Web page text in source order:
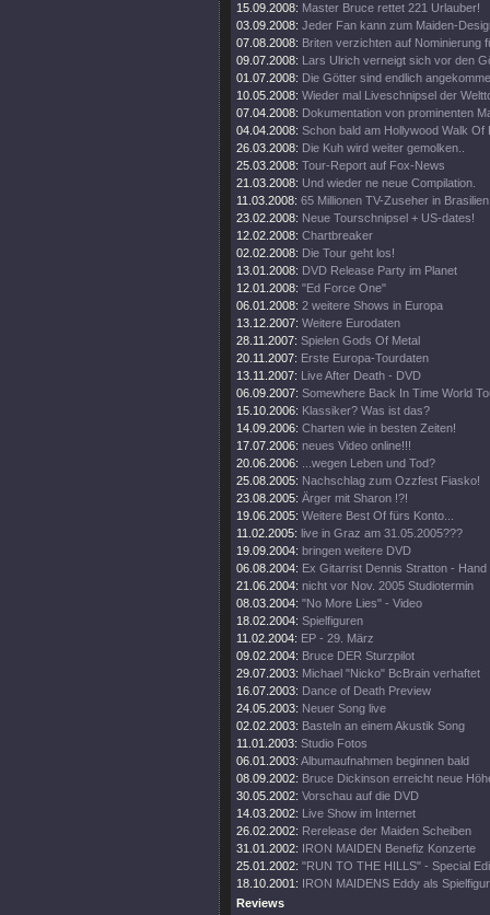
15.09.2008: Master Bruce rettet 221 Urlauber!
03.09.2008: Jeder Fan kann zum Maiden-
07.08.2008: Briten verzichten auf Nominierung
09.07.2008: Lars Ulrich verneigt sich vor den
01.07.2008: Die Götter sind endlich
10.05.2008: Wieder mal Liveschnipsel der
07.04.2008: Dokumentation von prominenten
04.04.2008: Schon bald am Hollywood Walk Of
26.03.2008: Die Kuh wird weiter gemolken..
25.03.2008: Tour-Report auf Fox-News
21.03.2008: Und wieder ne neue Compilation.
11.03.2008: 65 Millionen TV-Zuseher in
23.02.2008: Neue Tourschnipsel + US-dates!
12.02.2008: Chartbreaker
02.02.2008: Die Tour geht los!
13.01.2008: DVD Release Party im Planet
12.01.2008: "Ed Force One"
06.01.2008: 2 weitere Shows in Europa
13.12.2007: Weitere Eurodaten
28.11.2007: Spielen Gods Of Metal
20.11.2007: Erste Europa-Tourdaten
13.11.2007: Live After Death - DVD
06.09.2007: Somewhere Back In Time World
15.10.2006: Klassiker? Was ist das?
14.09.2006: Charten wie in besten Zeiten!
17.07.2006: neues Video online!!!
20.06.2006:
...wegen Leben und Tod?
25.08.2005: Nachschlag zum Ozzfest Fiasko!
23.08.2005: Ärger mit Sharon !?!
19.06.2005: Weitere Best Of fürs Konto...
11.02.2005: live in Graz am 31.05.2005???
19.09.2004: bringen weitere DVD
06.08.2004: Ex Gitarrist Dennis Stratton -
21.06.2004: nicht vor Nov. 2005 Studiotermin
08.03.2004: "No More Lies" - Video
18.02.2004: Spielfiguren
11.02.2004: EP - 29. März
09.02.2004: Bruce DER Sturzpilot
29.07.2003: Michael "Nicko" BcBrain verhaftet
16.07.2003: Dance of Death Preview
24.05.2003: Neuer Song live
02.02.2003: Basteln an einem Akustik Song
11.01.2003: Studio Fotos
06.01.2003: Albumaufnahmen beginnen bald
08.09.2002: Bruce Dickinson erreicht neue
30.05.2002: Vorschau auf die DVD
14.03.2002: Live Show im Internet
26.02.2002: Rerelease der Maiden Scheiben
31.01.2002: IRON MAIDEN Benefiz Konzerte
25.01.2002: "RUN TO THE HILLS" - Special
18.10.2001: IRON MAIDENS Eddy als Spielfigur
Reviews